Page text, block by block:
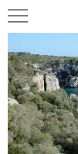
Skip
content